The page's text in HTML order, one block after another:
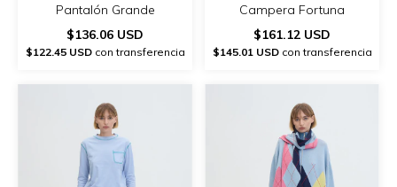
Pantalón Grande
$136.06 USD
$122.45 USDcon transferencia
Campera Fortuna
$161.12 USD
$145.01 USDcon transferencia